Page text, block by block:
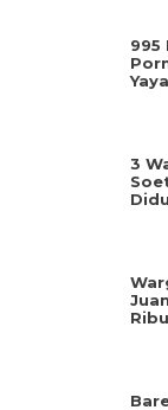
995
3